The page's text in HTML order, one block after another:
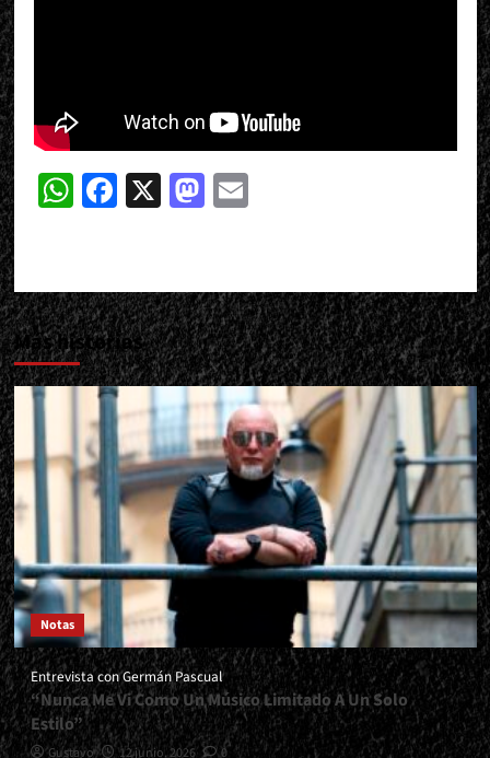
WhatsApp
Facebook
X Mastodon
Email
Más historias
Notas
Entrevista con Germán Pascual
“Nunca Me Vi Como Un Músico Limitado A Un Solo
Estilo”
Gustavo 12 junio, 2026 0